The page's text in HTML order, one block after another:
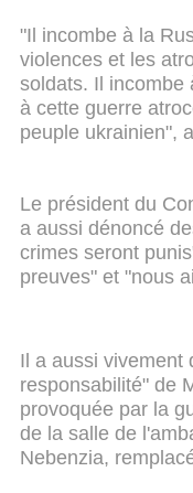
"Il incombe à la
violences et les
soldats. Il incombe
à cette guerre
peuple ukrainien",
Le président du
a aussi dénoncé
crimes seront
preuves" et "nous
Il a aussi vivement
responsabilité" de
provoquée par la
de la salle de
Nebenzia,